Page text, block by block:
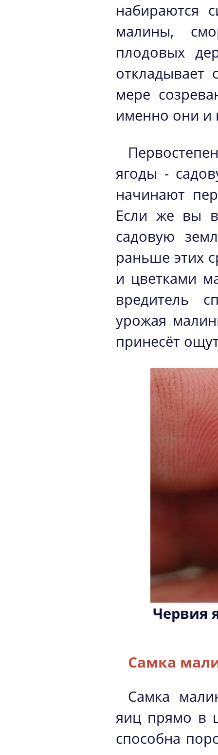
набираются
малины,
плодовых
мере
именно они и
ягоды -
начинают
Если же вы
садовую
раньше этих
и цветками
вредитель
урожая
принесёт
Червия
Самка
Самка
яиц прямо в
способна